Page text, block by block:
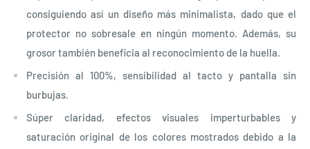
consiguiendo así un diseño más minimalista, dado que el
protector no sobresale en ningún momento. Además, su
grosor también beneficia al reconocimiento de la huella.
Precisión al 100%, sensibilidad al tacto y pantalla sin
burbujas.
Súper claridad, efectos visuales imperturbables y
saturación original de los colores mostrados debido a la